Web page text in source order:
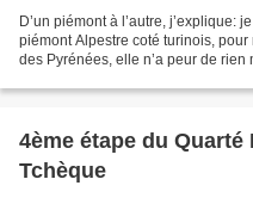
D’un piémont à l’autre, j’explique:
piémont Alpestre coté turinois,
des Pyrénées, elle n’a peur de
4ème étape du
Tchèque